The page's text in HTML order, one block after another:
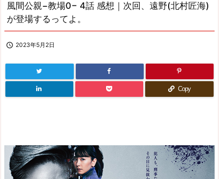
次へ
検索
風間公親−教場0− 4話 感想｜次回、遠野(北村匠海)
が登場するってよ。
 2023年5月2日
Copy